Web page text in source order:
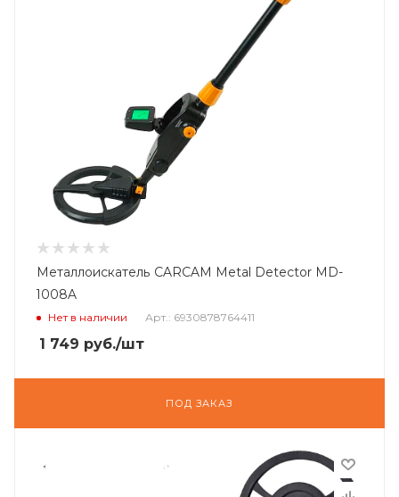
Металлоискатель CARCAM Metal Detector MD-
1008A
Нет в наличии Арт.: 6930878764411
1 749 руб./шт
ПОД ЗАКАЗ